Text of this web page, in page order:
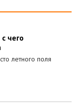
чего
летного поля